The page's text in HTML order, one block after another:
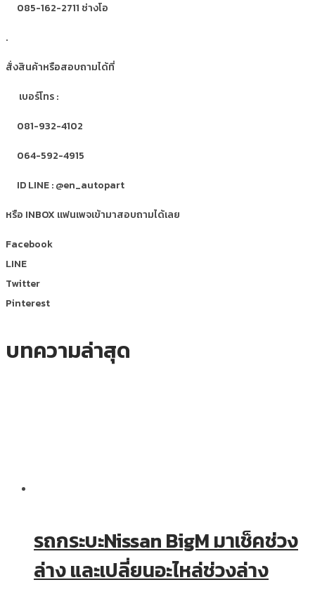
085-162-2711 ช่างโอ
.
สั่งสินค้าหรือสอบถามได้ที่
เบอร์โทร :
081-932-4102
064-592-4915
ID LINE : @en_autopart
หรือ INBOX แฟนเพจเข้ามาสอบถามได้เลย
Facebook
LINE
Twitter
Pinterest
บทความล่าสุด
รถกระบะNissan BigM มาเช็คช่วง
ล่าง และเปลี่ยนอะไหล่ช่วงล่าง